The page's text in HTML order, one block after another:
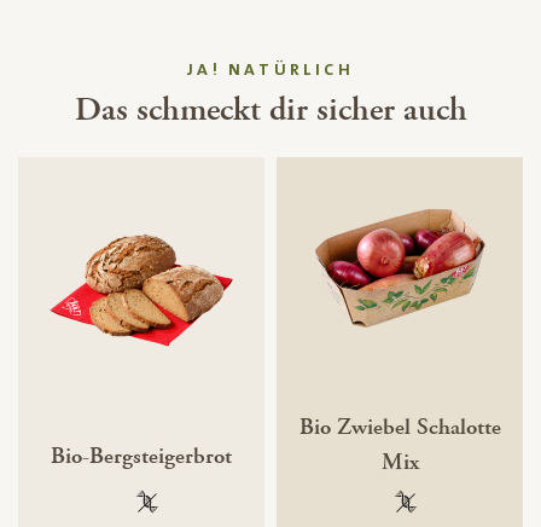
JA! NATÜRLICH
Das schmeckt dir sicher auch
Bio-Bergsteigerbrot
100 % gentechnikfrei
Bio Zwiebel Schalotte
Mix
100 %